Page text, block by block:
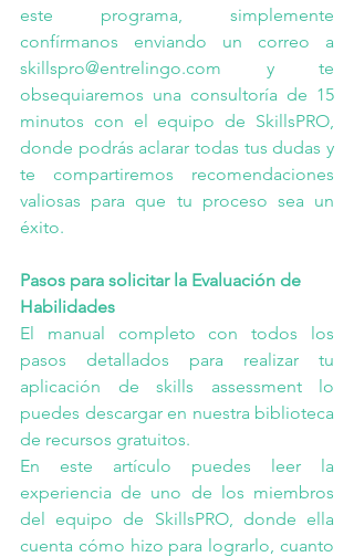
este programa, simplemente
skillspro@entrelingo.com y te
obsequiaremos una consultoría de 15
minutos con el equipo de SkillsPRO,
donde podrás aclarar todas tus dudas y
te compartiremos recomendaciones
valiosas para que tu proceso sea un
éxito.
Pasos para solicitar la Evaluación de
Habilidades
El manual completo con todos los
pasos detallados para realizar tu
aplicación de skills assessment lo
puedes descargar en nuestra biblioteca
de recursos gratuitos.
En este artículo puedes leer la
experiencia de uno de los miembros
del equipo de SkillsPRO, donde ella
cuenta cómo hizo para lograrlo, cuanto